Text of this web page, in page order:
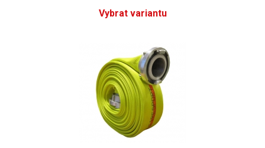
Vybrat variantu